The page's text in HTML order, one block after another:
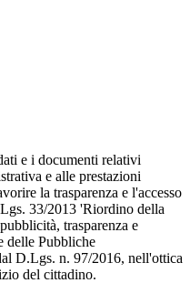
e i documenti relativi
e alle prestazioni
la trasparenza e l'accesso
33/2013 'Riordino della
trasparenza e
delle Pubbliche
D.Lgs. n. 97/2016, nell'ottica
del cittadino.